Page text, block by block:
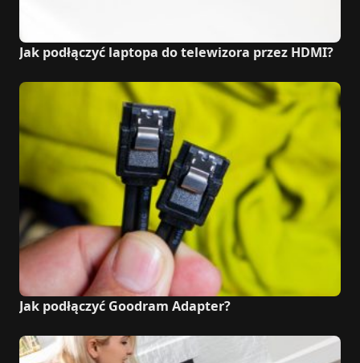
Jak podłączyć laptopa do telewizora przez HDMI?
Jak podłączyć Goodram Adapter?